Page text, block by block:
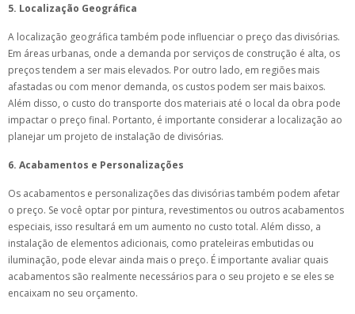
5. Localização Geográfica
A localização geográfica também pode influenciar o preço das divisórias.
Em áreas urbanas, onde a demanda por serviços de construção é alta, os
preços tendem a ser mais elevados. Por outro lado, em regiões mais
afastadas ou com menor demanda, os custos podem ser mais baixos.
Além disso, o custo do transporte dos materiais até o local da obra pode
impactar o preço final. Portanto, é importante considerar a localização ao
planejar um projeto de instalação de divisórias.
6. Acabamentos e Personalizações
Os acabamentos e personalizações das divisórias também podem afetar
o preço. Se você optar por pintura, revestimentos ou outros acabamentos
especiais, isso resultará em um aumento no custo total. Além disso, a
instalação de elementos adicionais, como prateleiras embutidas ou
iluminação, pode elevar ainda mais o preço. É importante avaliar quais
acabamentos são realmente necessários para o seu projeto e se eles se
encaixam no seu orçamento.